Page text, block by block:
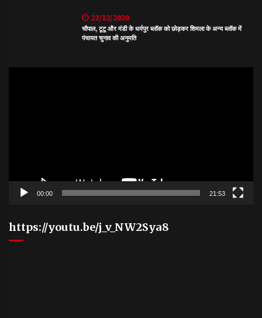
22/12/2020
चौपाल, टूटू और मंडी के धर्मपुर ब्लॉक को छोड़कर शिमला के अन्य ब्लॉक में
पंचायत चुनाव की अनुमति
00:00 21:53
https://youtu.be/j_v_NW2Sya8